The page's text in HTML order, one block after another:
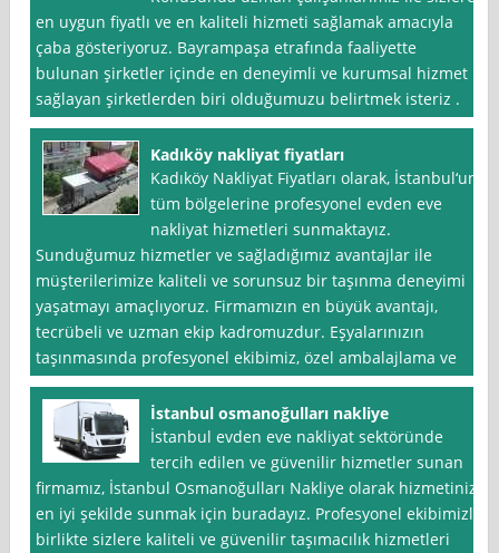
en uygun fiyatlı ve en kaliteli hizmeti sağlamak amacıyla
çaba gösteriyoruz. Bayrampaşa etrafında faaliyette
bulunan şirketler içinde en deneyimli ve kurumsal hizmet
sağlayan şirketlerden biri olduğumuzu belirtmek isteriz .
Kadıköy nakliyat fiyatları
Kadıköy Nakliyat Fiyatları olarak, İstanbul‘un
tüm bölgelerine profesyonel evden eve
nakliyat hizmetleri sunmaktayız.
Sunduğumuz hizmetler ve sağladığımız avantajlar ile
müşterilerimize kaliteli ve sorunsuz bir taşınma deneyimi
yaşatmayı amaçlıyoruz. Firmamızın en büyük avantajı,
tecrübeli ve uzman ekip kadromuzdur. Eşyalarınızın
taşınmasında profesyonel ekibimiz, özel ambalajlama ve
İstanbul osmanoğulları nakliye
İstanbul evden eve nakliyat sektöründe
tercih edilen ve güvenilir hizmetler sunan
firmamız, İstanbul Osmanoğulları Nakliye olarak hizmetinizi
en iyi şekilde sunmak için buradayız. Profesyonel ekibimizle
birlikte sizlere kaliteli ve güvenilir taşımacılık hizmetleri